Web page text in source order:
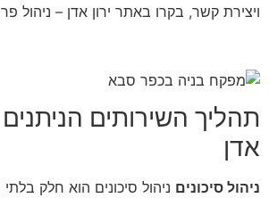
ויצירת קשר, בקרו באתר ירון אדן – ניהול
תהליך השירותים הניתנים
אדן
ניהול סיכונים ניהול סיכונים הוא חלק